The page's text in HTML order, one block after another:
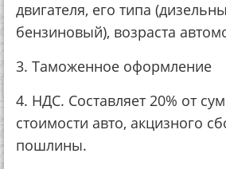
двигателя, его типа
бензиновый), возраста
3. Таможенное оформление
4. НДС. Составляет 20% от
стоимости авто, акцизного
пошлины.